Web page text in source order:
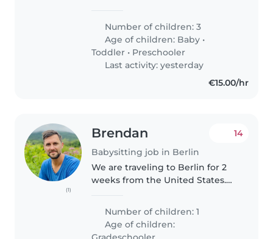
Kindern verbringt, sie ggf. zu
Nachmittagsaktivitäten bringt
bzw. von dort abholt. Wenn..
Number of children: 3
Age of children: Baby •
Toddler • Preschooler
Last activity: yesterday
€15.00/hr
(1)
Brendan
Babysitting job in Berlin
14
We are traveling to Berlin for 2
weeks from the United States.
a very energetic, smart and
funny kid. We're looking for
someone who speaks English..
Number of children: 1
Age of children: